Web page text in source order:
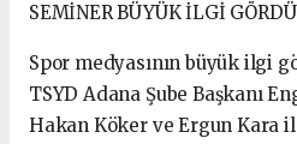
SEMİNER BÜYÜK İLGİ GÖRDÜ
Spor medyasının büyük ilgi
TSYD Adana Şube Başkanı
Hakan Köker ve Ergun Kara